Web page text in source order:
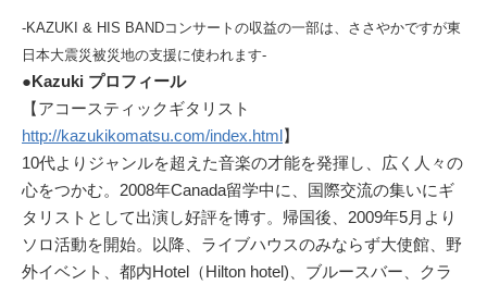
-KAZUKI & HIS BANDコンサートの収益の一部は、ささやかですが東
日本大震災被災地の支援に使われます-
●Kazuki プロフィール
【アコースティックギタリスト
http://kazukikomatsu.com/index.html】
10代よりジャンルを超えた音楽の才能を発揮し、広く人々の
心をつかむ。2008年Canada留学中に、国際交流の集いにギ
タリストとして出演し好評を博す。帰国後、2009年5月より
ソロ活動を開始。以降、ライブハウスのみならず大使館、野
外イベント、都内Hotel（Hilton hotel)、ブルースバー、クラ